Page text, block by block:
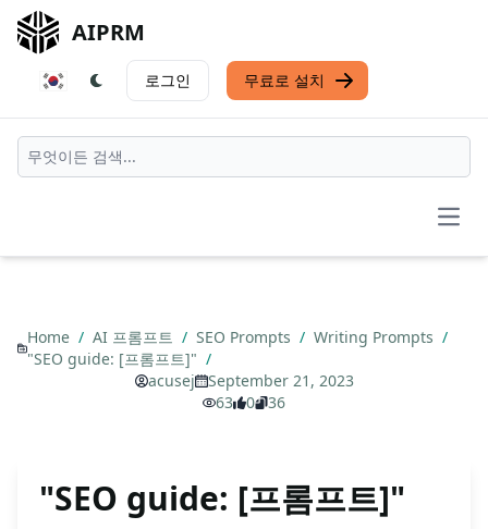
AIPRM
로그인 무료로 설치
Home / AI 프롬프트 / SEO Prompts / Writing Prompts /
"SEO guide: [프롬프트]" /
acusej
September 21, 2023
63
0 36
"SEO guide: [프롬프트]"